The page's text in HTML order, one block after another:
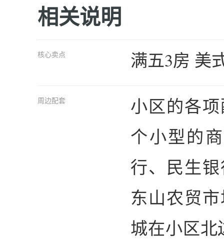
相关说明
核心卖点 满五3房 美
周边配套
小区的各
个小型的
行、民生
东山农贸
城在小区北